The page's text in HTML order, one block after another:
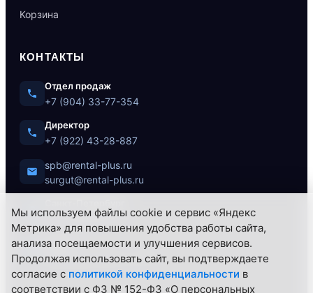
Корзина
КОНТАКТЫ
Отдел продаж
+7 (904) 33-77-354
Директор
+7 (922) 43-28-887
spb@rental-plus.ru
surgut@rental-plus.ru
ул. Литовская, 10
Сургут
Нефтеюганское ш., 62/1
Мы используем файлы cookie и сервис «Яндекс
Метрика» для повышения удобства работы сайта,
анализа посещаемости и улучшения сервисов.
Продолжая использовать сайт, вы подтверждаете
согласие с политикой конфиденциальности в
соответствии с ФЗ № 152-ФЗ «О персональных